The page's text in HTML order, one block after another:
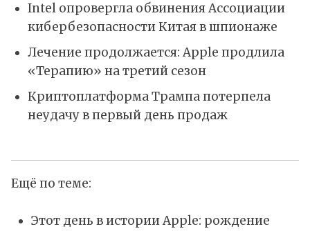
Intel опровергла обвинения Ассоциации
кибербезопасности Китая в шпионаже
Лечение продолжается: Apple продлила
«Терапию» на третий сезон
Криптоплатформа Трампа потерпела
неудачу в первый день продаж
Ещё по теме:
Этот день в истории Apple: рождение